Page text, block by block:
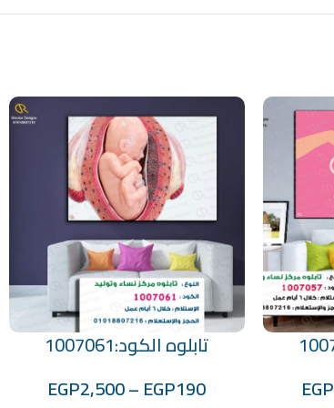
EGP
تحديد أحد الخيارات
تابلوه الكود:1007061
EGP190
–
EGP2,500